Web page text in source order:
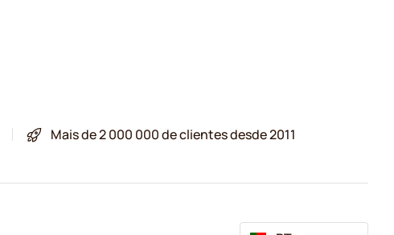
Mais de 2 000 000 de clientes desde 2011